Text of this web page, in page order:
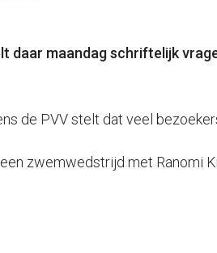
daar maandag schriftelijk
de PVV stelt dat veel
zwemwedstrijd met Ranomi